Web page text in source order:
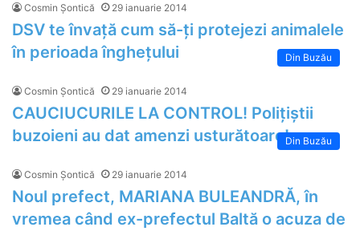
Cosmin Șontică 29 ianuarie 2014
DSV te învață cum să-ți protejezi animalele
în perioada înghețului
Din Buzău
Cosmin Șontică 29 ianuarie 2014
CAUCIUCURILE LA CONTROL! Polițiștii
buzoieni au dat amenzi usturătoare!Din Buzău
Cosmin Șontică 29 ianuarie 2014
Noul prefect, MARIANA BULEANDRĂ, în
vremea când ex-prefectul Baltă o acuza de